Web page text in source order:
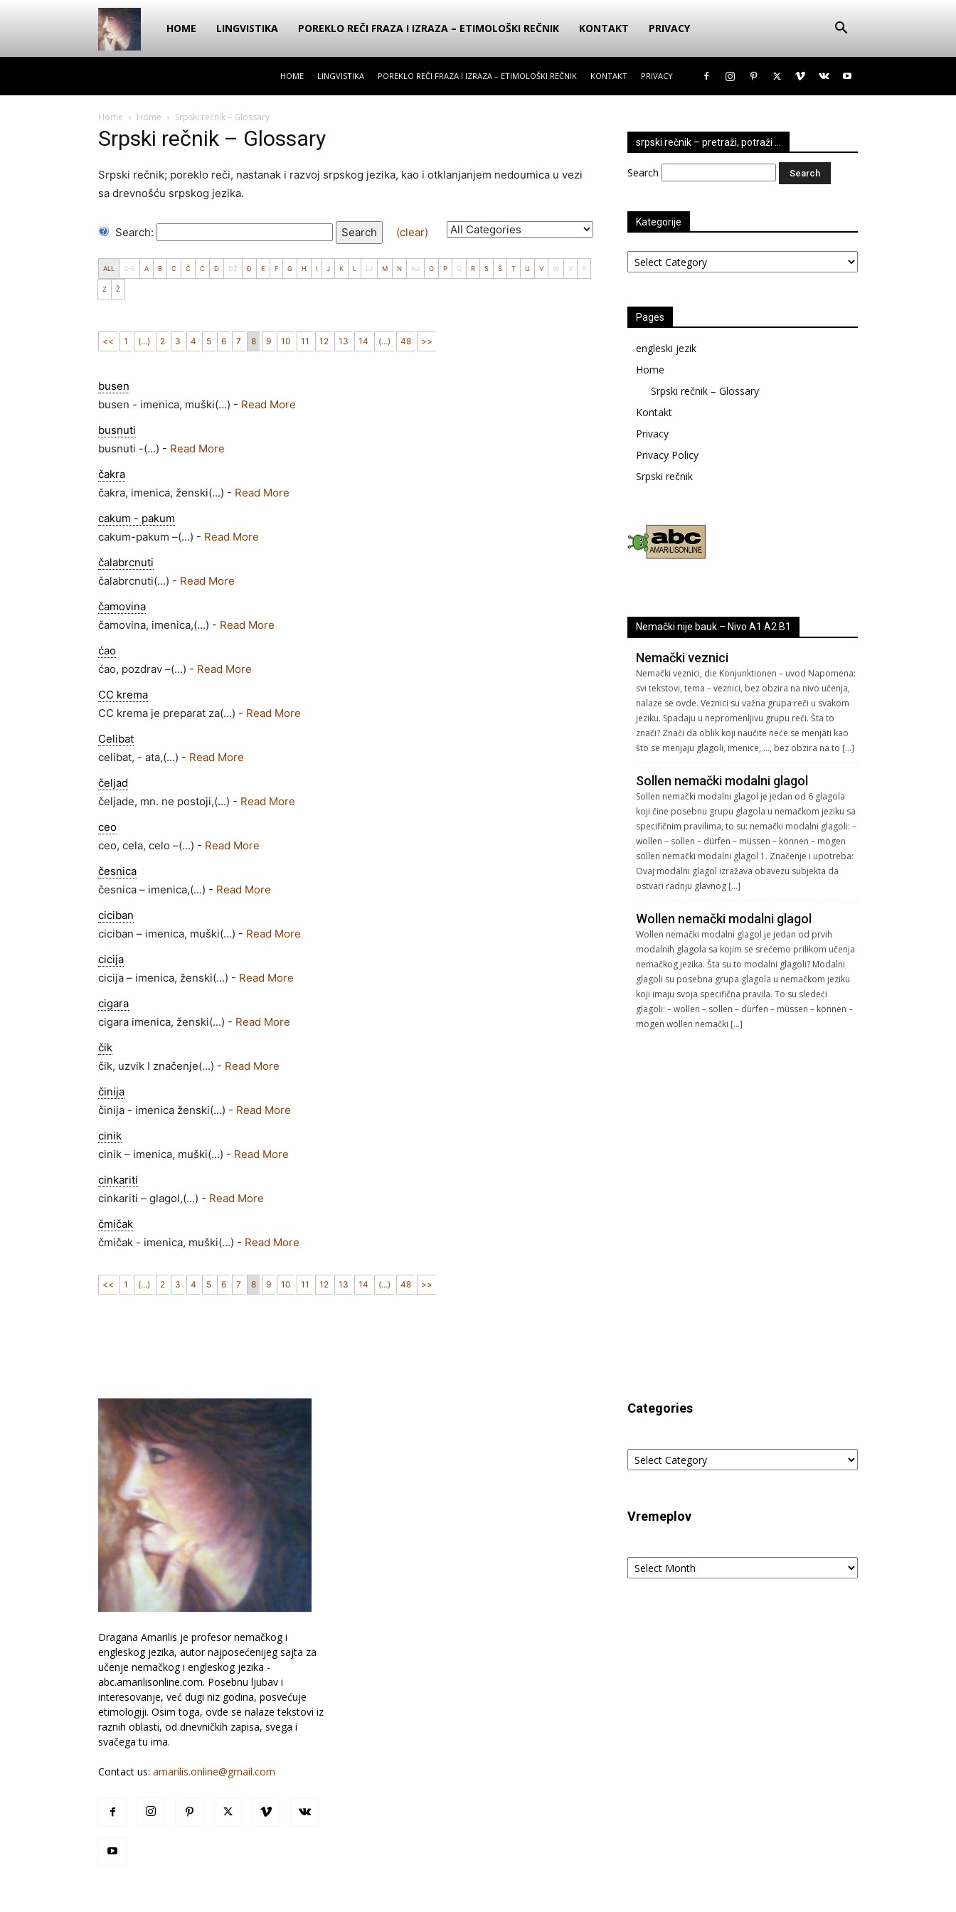
Dragana
HOME LINGVISTIKA POREKLO REČI FRAZA I IZRAZA – ETIMOLOŠKI REČNIK KONTAKT PRIVACY
HOME LINGVISTIKA POREKLO REČI FRAZA I IZRAZA – ETIMOLOŠKI REČNIK KONTAKT PRIVACY
Home Home Srpski rečnik – Glossary
Srpski rečnik – Glossary
Srpski rečnik; poreklo reči, nastanak i razvoj srpskog jezika, kao i otklanjanjem nedoumica u vezi
sa drevnošću srpskog jezika.
Search: Search (clear)
ALL 0-9 A B C Č Ć D DŽ Đ E F G H I J K L LJ M N NJ O P Q R S Š T U V W X Y
Z Ž
<< 1 (...) 2 3 4 5 6 7 8 9 10 11 12 13 14 (...) 48 >>
busen
busen - imenica, muški(...) - Read More
busnuti
busnuti -(...) - Read More
čakra
čakra, imenica, ženski(...) - Read More
cakum - pakum
cakum-pakum –(...) - Read More
čalabrcnuti
čalabrcnuti(...) - Read More
čamovina
čamovina, imenica,(...) - Read More
ćao
ćao, pozdrav –(...) - Read More
CC krema
CC krema je preparat za(...) - Read More
Celibat
celibat, - ata,(...) - Read More
čeljad
čeljade, mn. ne postoji,(...) - Read More
ceo
ceo, cela, celo –(...) - Read More
česnica
česnica – imenica,(...) - Read More
ciciban
ciciban – imenica, muški(...) - Read More
cicija
cicija – imenica, ženski(...) - Read More
cigara
cigara imenica, ženski(...) - Read More
čik
čik, uzvik I značenje(...) - Read More
činija
činija - imenica ženski(...) - Read More
cinik
cinik – imenica, muški(...) - Read More
cinkariti
cinkariti – glagol,(...) - Read More
čmičak
čmičak - imenica, muški(...) - Read More
<< 1 (...) 2 3 4 5 6 7 8 9 10 11 12 13 14 (...) 48 >>
srpski rečnik – pretraži, potraži …
Search
Kategorije
Kategorije
Pages
engleski jezik
Home
Srpski rečnik – Glossary
Kontakt
Privacy
Privacy Policy
Srpski rečnik
Nemački nije bauk – Nivo A1 A2 B1
Nemački veznici
Nemački veznici, die Konjunktionen – uvod Napomena:
svi tekstovi, tema – veznici, bez obzira na nivo učenja,
nalaze se ovde. Veznici su važna grupa reči u svakom
jeziku. Spadaju u nepromenljivu grupu reči. Šta to
znači? Znači da oblik koji naučite neće se menjati kao
što se menjaju glagoli, imenice, …, bez obzira na to […]
Sollen nemački modalni glagol
Sollen nemački modalni glagol je jedan od 6 glagola
koji čine posebnu grupu glagola u nemačkom jeziku sa
specifičnim pravilima, to su: nemački modalni glagoli: –
wollen – sollen – dürfen – müssen – können – mögen
sollen nemački modalni glagol 1. Značenje i upotreba:
Ovaj modalni glagol izražava obavezu subjekta da
ostvari radnju glavnog […]
Wollen nemački modalni glagol
Wollen nemački modalni glagol je jedan od prvih
modalnih glagola sa kojim se srećemo prilikom učenja
nemačkog jezika. Šta su to modalni glagoli? Modalni
glagoli su posebna grupa glagola u nemačkom jeziku
koji imaju svoja specifična pravila. To su sledeći
glagoli: – wollen – sollen – dürfen – müssen – können –
mögen wollen nemački […]
Dragana Amarilis je profesor nemačkog i
engleskog jezika, autor najposećenijeg sajta za
učenje nemačkog i engleskog jezika -
abc.amarilisonline.com. Posebnu ljubav i
interesovanje, već dugi niz godina, posvećuje
etimologiji. Osim toga, ovde se nalaze tekstovi iz
raznih oblasti, od dnevničkih zapisa, svega i
svačega tu ima.
Contact us: amarilis.online@gmail.com
Categories
Categories
Vremeplov
Vremeplov